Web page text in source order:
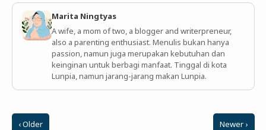
Marita Ningtyas
A wife, a mom of two, a blogger and writerpreneur,
also a parenting enthusiast. Menulis bukan hanya
passion, namun juga merupakan kebutuhan dan
keinginan untuk berbagi manfaat. Tinggal di kota
Lunpia, namun jarang-jarang makan Lunpia.
‹ Older Newer ›